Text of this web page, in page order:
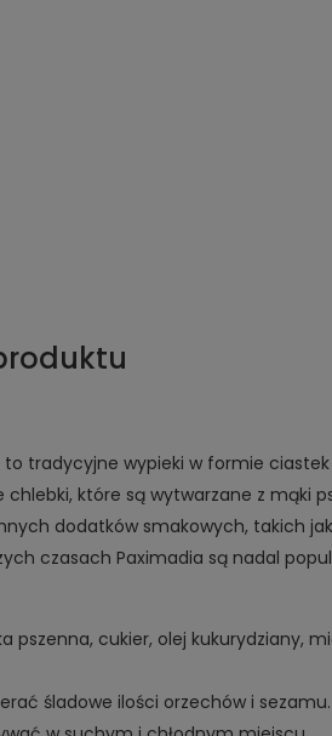
to tradycyjne wypieki w formie
chlebki, które są wytwarzane z mąki
dodatków smakowych, takich
czasach Paximadia są nadal
pszenna, cukier, olej kukurydziany,
śladowe ilości orzechów i sezamu.